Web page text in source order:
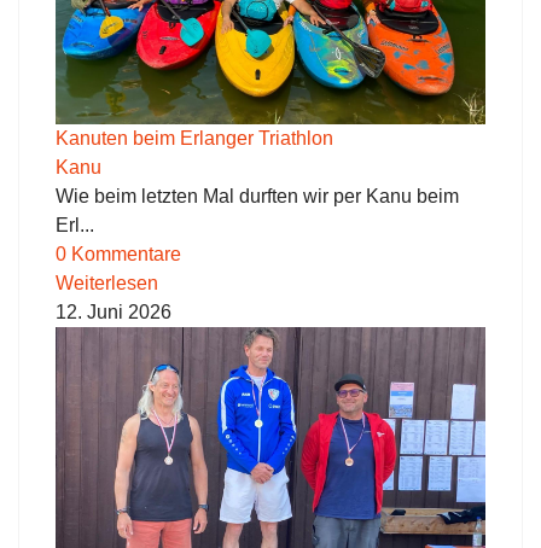
Kanuten beim Erlanger Triathlon
Kanu
Wie beim letzten Mal durften wir per Kanu beim
Erl...
0 Kommentare
Weiterlesen
12. Juni 2026